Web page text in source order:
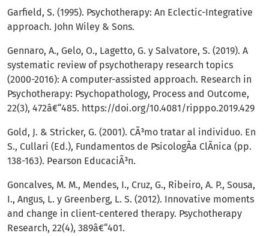
Garfield, S. (1995). Psychotherapy: An Eclectic-Integrative
approach. John Wiley & Sons.
Gennaro, A., Gelo, O., Lagetto, G. y Salvatore, S. (2019). A
systematic review of psychotherapy research topics
(2000-2016): A computer-assisted approach. Research in
Psychotherapy: Psychopathology, Process and Outcome,
22(3), 472â€“485. https://doi.org/10.4081/ripppo.2019.429
Gold, J. & Stricker, G. (2001). CÃ³mo tratar al individuo. En
S., Cullari (Ed.), Fundamentos de PsicologÃ­a ClÃ­nica (pp.
138-163). Pearson EducaciÃ³n.
Goncalves, M. M., Mendes, I., Cruz, G., Ribeiro, A. P., Sousa,
I., Angus, L. y Greenberg, L. S. (2012). Innovative moments
and change in client-centered therapy. Psychotherapy
Research, 22(4), 389â€“401.